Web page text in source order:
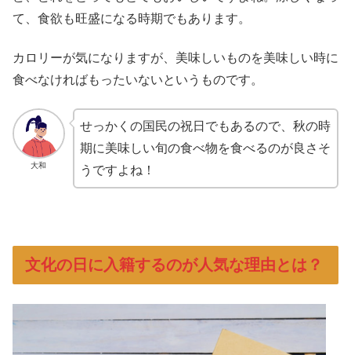
て、食欲も旺盛になる時期でもあります。
カロリーが気になりますが、美味しいものを美味しい時に
食べなければもったいないというものです。
大和
せっかくの国民の祝日でもあるので、秋の時
期に美味しい旬の食べ物を食べるのが良さそ
うですよね！
文化の日に入籍するのが人気な理由とは？